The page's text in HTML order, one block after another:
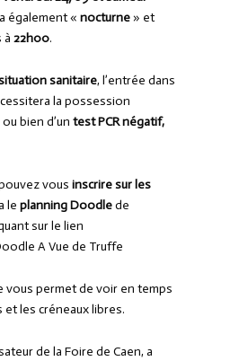
également « nocturne» et
à 22h00.
sanitaire, l’entrée dans
la possession
ou bien d’un test PCR négatif,
vous inscrire sur les
le planning Doodlede
sur le lien
A Vue de Truffe
vous permet de voir en temps
les créneaux libres.
de la Foire de Caen, a